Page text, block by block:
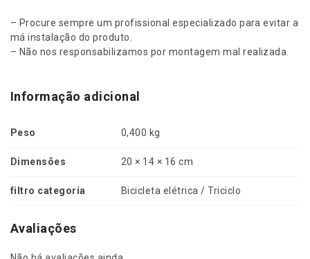
t
é
2
3
E
P
7
/
0
– Procure sempre um profissional especializado para evitar a
má instalação do produto.
– Não nos responsabilizamos por montagem mal realizada.
Informação adicional
Peso 0,400 kg
Dimensões 20 × 14 × 16 cm
filtro categoria Bicicleta elétrica / Triciclo
Avaliações